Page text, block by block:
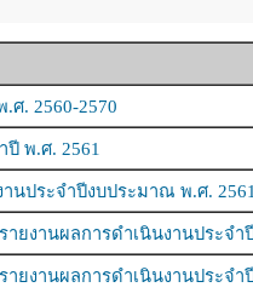
. 2560-2570
พ.ศ. 2561
นประจำปีงบประมาณ พ.ศ. 2561
ายงานผลการดำเนินงานประจ
ายงานผลการดำเนินงานประจ